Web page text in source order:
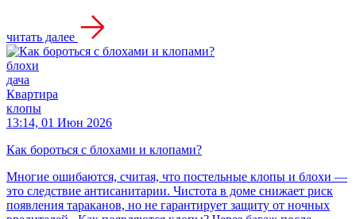
читать далее
блохи
дача
Квартира
клопы
13:14, 01 Июн 2026
Как бороться с блохами и клопами?
Многие ошибаются, считая, что постельные клопы и блохи —
это следствие антисанитарии. Чистота в доме снижает риск
появления тараканов, но не гарантирует защиту от ночных